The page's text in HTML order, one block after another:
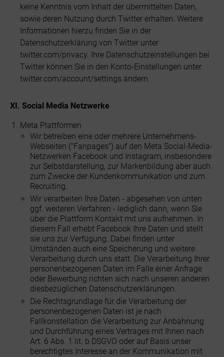
keine Kenntnis vom Inhalt der übermittelten Daten,
sowie deren Nutzung durch Twitter erhalten. Weitere
Informationen hierzu finden Sie in der
Datenschutzerklärung von Twitter unter
twitter.com/privacy. Ihre Datenschutzeinstellungen bei
Twitter können Sie in den Konto-Einstellungen unter
twitter.com/account/settings ändern.
XI. Social Media Netzwerke
Meta Plattformen
Wir betreiben eine oder mehrere Unternehmens-
Webseiten ("Fanpages") auf den Meta Social-Media-
Netzwerken Facebook und Instagram, insbesondere
zur Selbstdarstellung, zur Markenbildung aber auch
zum Zwecke der Kundenkommunikation und zum
Recruiting.
Wir verarbeiten Ihre Daten - abgesehen von unten
ggf. weiteren Verfahren - lediglich dann, wenn Sie
über die Plattform Kontakt mit uns aufnehmen. In
diesem Fall erhebt Facebook Ihre Daten und stellt
sie uns zur Verfügung. Dabei finden unter
Umständen auch eine Speicherung und weitere
Verarbeitung durch uns statt. Die Verarbeitung Ihrer
personenbezogenen Daten im Falle einer Anfrage
oder Bewerbung richten sich nach unseren anderen
diesbezüglichen Datenschutzerklärungen.
Die Rechtsgrundlage für die Verarbeitung der
personenbezogenen Daten ist je nach
Fallkonstellation die Verarbeitung zur Anbahnung
und Durchführung eines Vertrages mit Ihnen nach
Art. 6 Abs. 1 lit. b DSGVO oder auf Basis unser
berechtigtes Interesse an der Kommunikation mit